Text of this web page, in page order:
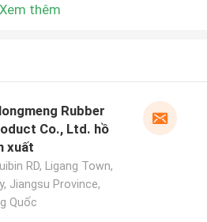
Xem thêm
Rubber
Co., Ltd. hồ
xuất
RD, Ligang Town,
Jiangsu Province,
Quốc